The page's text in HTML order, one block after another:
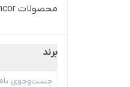
محصولات Sencor
برند